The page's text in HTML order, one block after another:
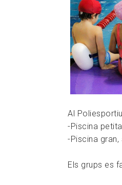
Al
-Piscina
-Piscina
Els grups es